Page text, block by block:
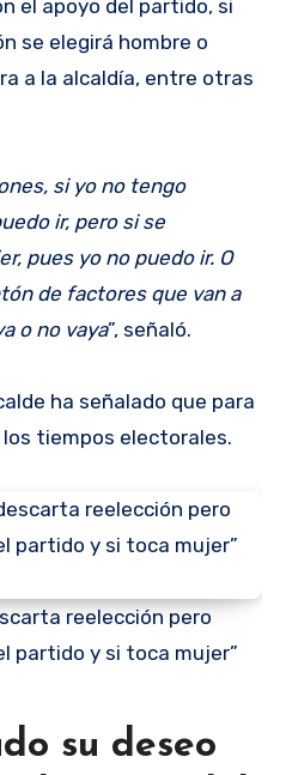
el apoyo del partido, si
se elegirá hombre o
a la alcaldía, entre otras
si yo no tengo
ir, pero si se
pues yo no puedo ir. O
de factores que van a
o no vaya”, señaló.
ha señalado que para
tiempos electorales.
reelección pero
partido y si toca mujer”
su deseo